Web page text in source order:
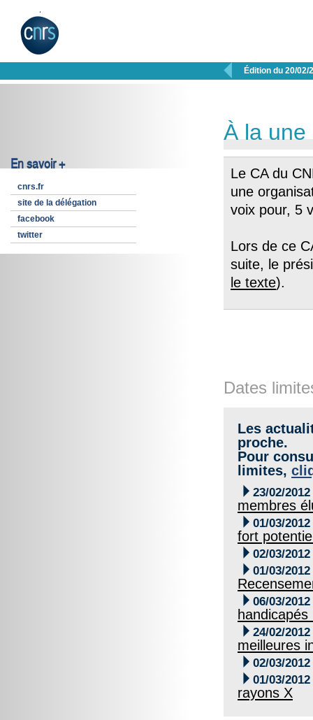
 Édition du 20/02/
En savoir +
cnrs.fr
site de la délégation
facebook
twitter
À la une
Le CA du
une
voix pour, 5
Lors de ce
suite, le
le texte).
Dates
Les
proche.
Pour
limites,
 23/02/2012
membres
 01/03/2012
fort
 02/03/2012
 01/03/2012
 06/03/2012
handicapés
 24/02/2012
meilleures
 02/03/2012
 01/03/2012
rayons X